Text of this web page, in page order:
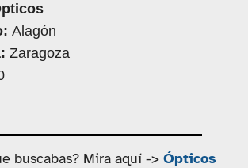
Alagón
Zaragoza
buscabas? Mira aquí -> Ópticos